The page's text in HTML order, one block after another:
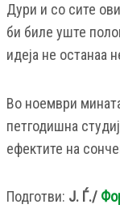
Дури и со сите
би биле уште
идеја не останаа
Во ноември
петгодишна
ефектите на
Подготви: Ј. Ѓ./